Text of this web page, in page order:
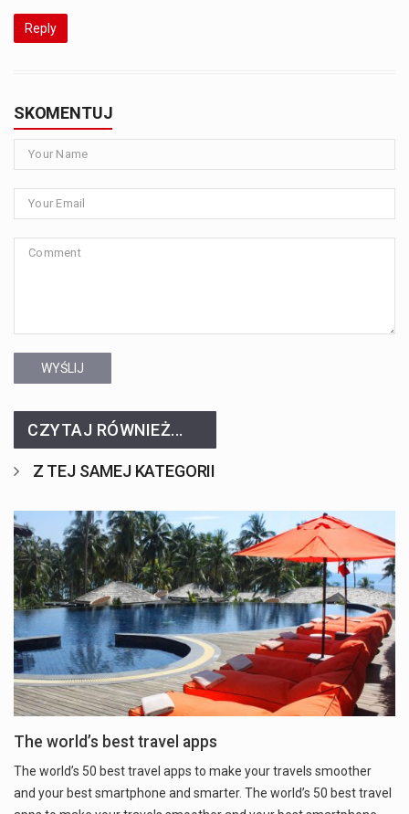
Reply
SKOMENTUJ
WYŚLIJ
CZYTAJ RÓWNIEŻ...
Z TEJ SAMEJ KATEGORII
The world’s best travel apps
The world’s 50 best travel apps to make your travels smoother
and your best smartphone and smarter. The world’s 50 best travel